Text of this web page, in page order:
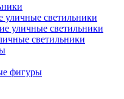
уличные светильники
уличные светильники
светильники
фигуры